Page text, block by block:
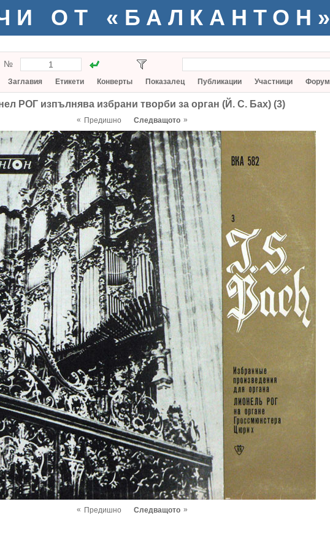
ОТ «БАЛКАНТОН»
№
Заглавия Етикети Конверты Показалец Публикации Участници Форум
РОГ изпълнява избрани творби за орган (Й. С. Бах) (3)
« Предишно Следващото »
« Предишно Следващото »